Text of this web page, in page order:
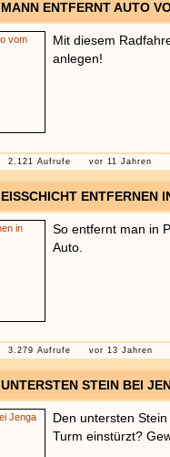
MANN ENTFERNT AUTO
Mit diesem
anlegen!
2.121 Aufrufe vor 11 Jahren
EISSCHICHT ENTFERNEN
So entfernt man in
Auto.
3.279 Aufrufe vor 13 Jahren
UNTERSTEN STEIN BEI
Den untersten
Turm einstürzt?